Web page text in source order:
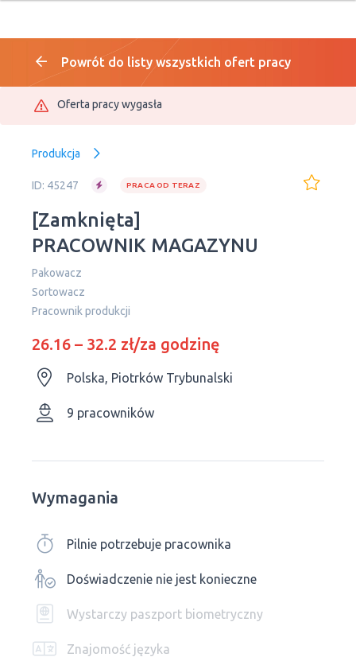
Powrót do listy wszystkich ofert pracy
Oferta pracy wygasła
Produkcja
ID: 45247 PRACA OD TERAZ
[Zamknięta]
PRACOWNIK MAGAZYNU
Pakowacz
Sortowacz
Pracownik produkcji
26.16 – 32.2 zł/za godzinę
Polska, Piotrków Trybunalski
9 pracowników
Wymagania
Pilnie potrzebuje pracownika
Doświadczenie nie jest konieczne
Wystarczy paszport biometryczny
Znajomość języka